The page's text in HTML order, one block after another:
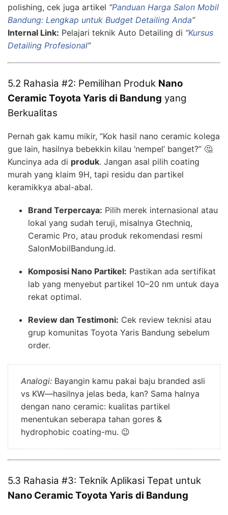
polishing, cek juga artikel “Panduan Harga Salon Mobil
Bandung: Lengkap untuk Budget Detailing Anda”
Internal Link: Pelajari teknik Auto Detailing di “Kursus
Detailing Profesional”
5.2 Rahasia #2: Pemilihan Produk Nano
Ceramic Toyota Yaris di Bandung yang
Berkualitas
Pernah gak kamu mikir, “Kok hasil nano ceramic kolega
gue lain, hasilnya bebekkin kilau ‘nempel’ banget?” 🤔
Kuncinya ada di produk. Jangan asal pilih coating
murah yang klaim 9H, tapi residu dan partikel
keramikkya abal-abal.
Brand Terpercaya: Pilih merek internasional atau
lokal yang sudah teruji, misalnya Gtechniq,
Ceramic Pro, atau produk rekomendasi resmi
SalonMobilBandung.id.
Komposisi Nano Partikel: Pastikan ada sertifikat
lab yang menyebut partikel 10–20 nm untuk daya
rekat optimal.
Review dan Testimoni: Cek review teknisi atau
grup komunitas Toyota Yaris Bandung sebelum
order.
Analogi: Bayangin kamu pakai baju branded asli
vs KW—hasilnya jelas beda, kan? Sama halnya
dengan nano ceramic: kualitas partikel
menentukan seberapa tahan gores &
hydrophobic coating-mu. 😉
5.3 Rahasia #3: Teknik Aplikasi Tepat untuk
Nano Ceramic Toyota Yaris di Bandung